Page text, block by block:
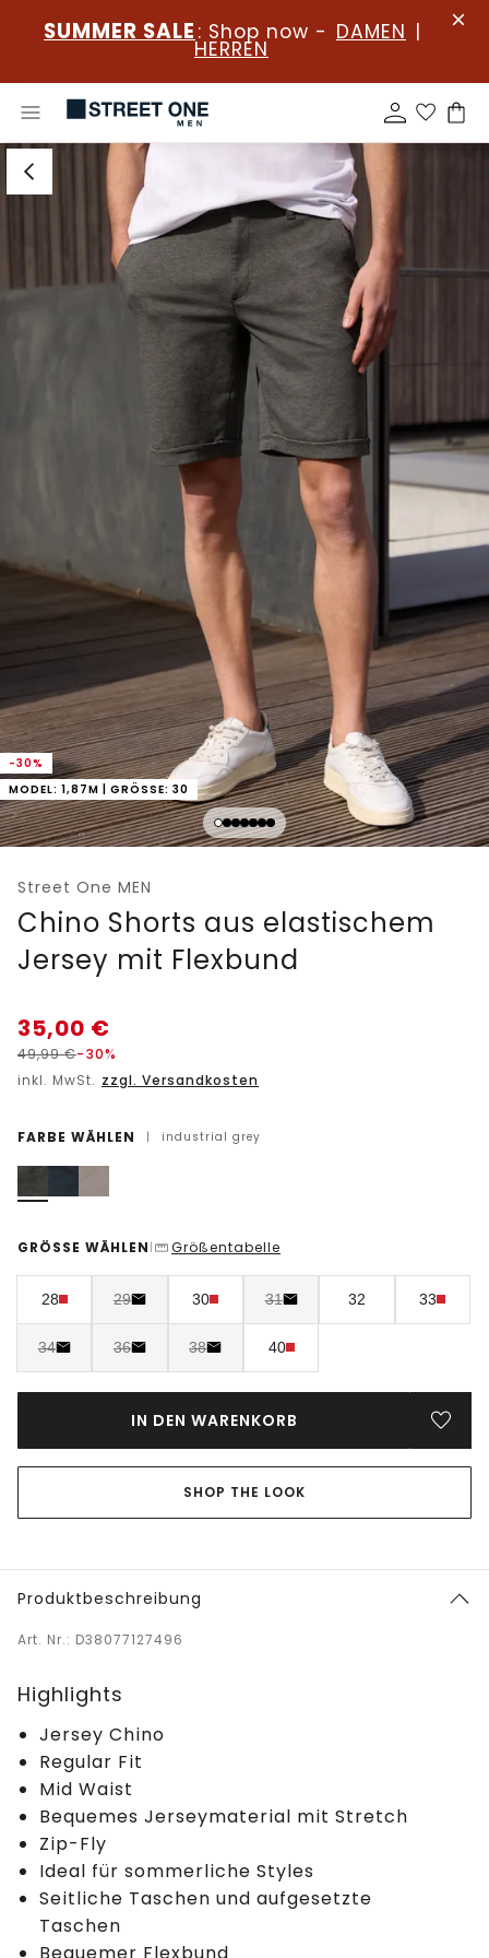
SUMMER SALE : Shop now - DAMEN |
HERREN
-30%
MODEL: 1,87M | GRÖSSE: 30
Street One MEN
Chino Shorts aus elastischem
Jersey mit Flexbund
35,00 €
49,99€-30%
inkl. MwSt. zzgl. Versandkosten
FARBE WÄHLEN | industrial grey
GRÖSSE WÄHLEN | Größentabelle
28 29 30 31 32 33
34 36 38 40
IN DEN WARENKORB
SHOP THE LOOK
Produktbeschreibung
Art. Nr.: D38077127496
Highlights
Jersey Chino
Regular Fit
Mid Waist
Bequemes Jerseymaterial mit Stretch
Zip-Fly
Ideal für sommerliche Styles
Seitliche Taschen und aufgesetzte
Taschen
Bequemer Flexbund